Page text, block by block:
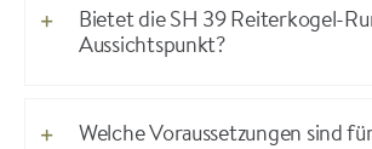
Bietet die SH 39 Reiterkogel-
Aussichtspunkt?
Welche Voraussetzungen sind